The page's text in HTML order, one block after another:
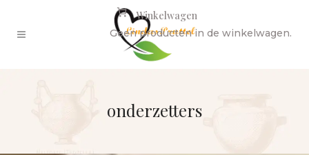
Winkelwagen
Geen producten in de winkelwagen.
onderzetters